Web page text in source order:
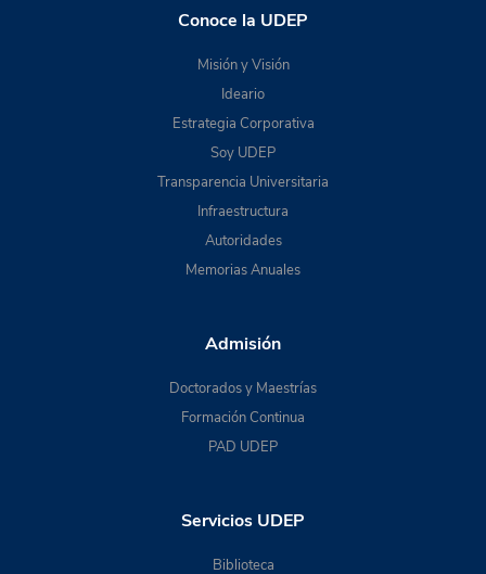
Conoce la UDEP
Misión y Visión
Ideario
Estrategia Corporativa
Soy UDEP
Transparencia Universitaria
Infraestructura
Autoridades
Memorias Anuales
Admisión
Doctorados y Maestrías
Formación Continua
PAD UDEP
Servicios UDEP
Biblioteca